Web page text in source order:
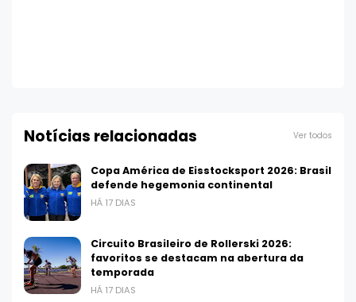
Notícias relacionadas Ver todos
Copa América de Eisstocksport 2026: Brasil
defende hegemonia continental
HÁ 17 DIAS
Circuito Brasileiro de Rollerski 2026:
favoritos se destacam na abertura da
temporada
HÁ 17 DIAS